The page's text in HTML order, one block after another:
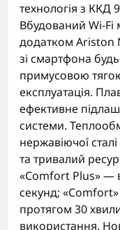
технологія з ККД
Вбудований Wi-Fi
додатком Ariston
зі смартфона
примусовою
експлуатація.
ефективне
системи.
нержавіючої
та тривалий
«Comfort Plus» —
секунд;
протягом 30
використання.